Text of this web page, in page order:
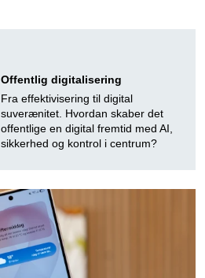
Offentlig digitalisering
Fra effektivisering til digital
suverænitet. Hvordan skaber det
offentlige en digital fremtid med AI,
sikkerhed og kontrol i centrum?